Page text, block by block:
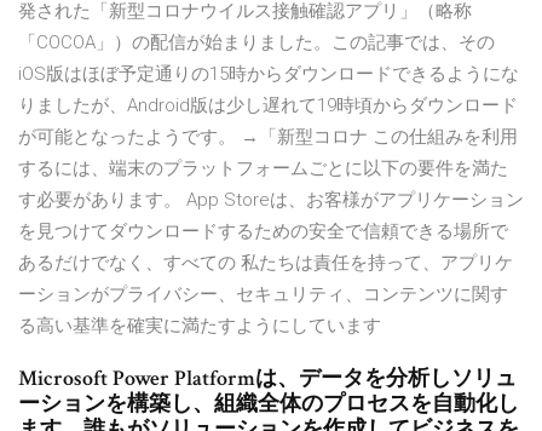
発された「新型コロナウイルス接触確認アプリ」（略称
「COCOA」）の配信が始まりました。この記事では、その
iOS版はほぼ予定通りの15時からダウンロードできるようにな
りましたが、Android版は少し遅れて19時頃からダウンロード
が可能となったようです。 →「新型コロナ この仕組みを利用
するには、端末のプラットフォームごとに以下の要件を満た
す必要があります。 App Storeは、お客様がアプリケーション
を見つけてダウンロードするための安全で信頼できる場所で
あるだけでなく、すべての 私たちは責任を持って、アプリケ
ーションがプライバシー、セキュリティ、コンテンツに関す
る高い基準を確実に満たすようにしています
Microsoft Power Platformは、データを分析しソリュ
ーションを構築し、組織全体のプロセスを自動化し